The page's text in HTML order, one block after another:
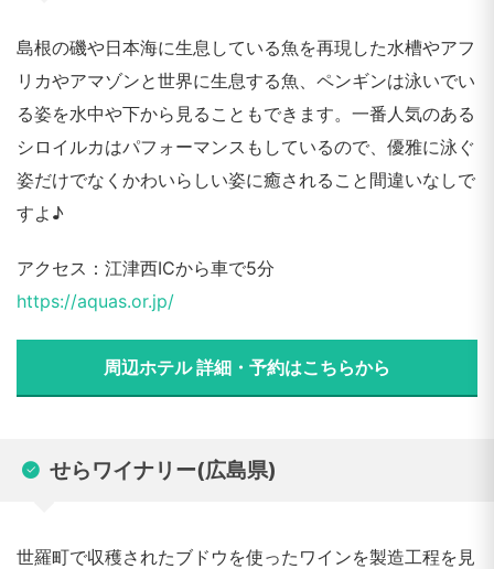
島根の磯や日本海に生息している魚を再現した水槽やアフ
リカやアマゾンと世界に生息する魚、ペンギンは泳いでい
る姿を水中や下から見ることもできます。一番人気のある
シロイルカはパフォーマンスもしているので、優雅に泳ぐ
姿だけでなくかわいらしい姿に癒されること間違いなしで
すよ♪
アクセス：江津西ICから車で5分
https://aquas.or.jp/
周辺ホテル 詳細・予約はこちらから
せらワイナリー(広島県)
世羅町で収穫されたブドウを使ったワインを製造工程を見